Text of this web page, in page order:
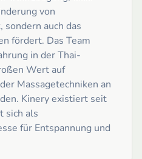
von
auch das
fördert. Das Team
in der Thai-
Wert auf
Massagetechniken an
Kinery existiert seit
sich als
für Entspannung und